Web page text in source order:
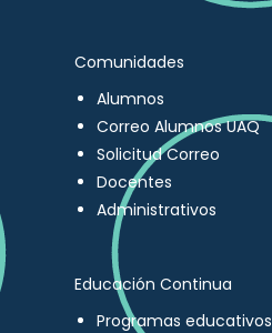
Comunidades
Alumnos
Correo Alumnos UAQ
Solicitud Correo
Docentes
Administrativos
Educación Continua
Programas educativos